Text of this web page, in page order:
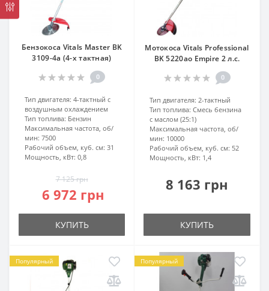
Бензокоса Vitals Master BK
3109-4a (4-х тактная)
0
Тип двигателя: 4-тактный с
воздушным охлаждением
Тип топлива: Бензин
Максимальная частота, об/
мин: 7500
Рабочий объем, куб. см: 31
Мощность, кВт: 0,8
7 125 грн
6 972 грн
КУПИТЬ
Мотокоса Vitals Professional
BK 5220ao Empire 2 л.с.
0
Тип двигателя: 2-тактный
Тип топлива: Смесь бензина
с маслом (25:1)
Максимальная частота, об/
мин: 10000
Рабочий объем, куб. см: 52
Мощность, кВт: 1,4
8 163 грн
КУПИТЬ
Популярный Популярный